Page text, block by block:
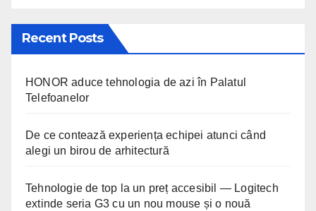
Recent Posts
HONOR aduce tehnologia de azi în Palatul
Telefoanelor
De ce contează experiența echipei atunci când
alegi un birou de arhitectură
Tehnologie de top la un preț accesibil — Logitech
extinde seria G3 cu un nou mouse și o nouă